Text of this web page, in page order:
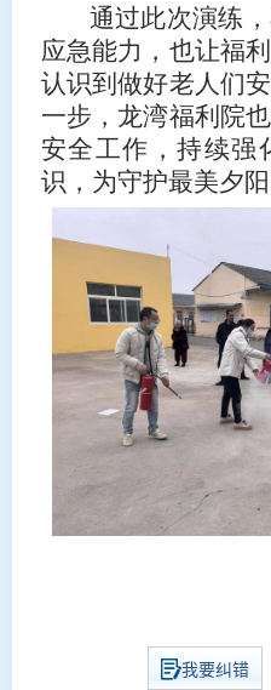
通过此次演练
应急能力，也让福
认识到做好老人们
一步，龙湾福利院
安全工作，持续强
识，为守护最美夕
我要纠错